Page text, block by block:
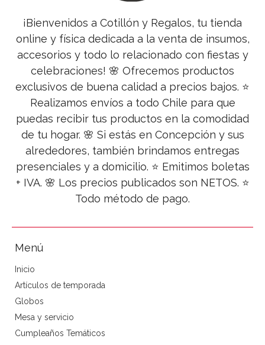
¡Bienvenidos a Cotillón y Regalos, tu tienda
online y física dedicada a la venta de insumos,
accesorios y todo lo relacionado con fiestas y
celebraciones! 🌸 Ofrecemos productos
exclusivos de buena calidad a precios bajos. ⭐
Realizamos envíos a todo Chile para que
puedas recibir tus productos en la comodidad
de tu hogar. 🌸 Si estás en Concepción y sus
alrededores, también brindamos entregas
presenciales y a domicilio. ⭐ Emitimos boletas
+ IVA. 🌸 Los precios publicados son NETOS. ⭐
Todo método de pago.
Menú
Inicio
Artículos de temporada
Globos
Mesa y servicio
Cumpleaños Temáticos